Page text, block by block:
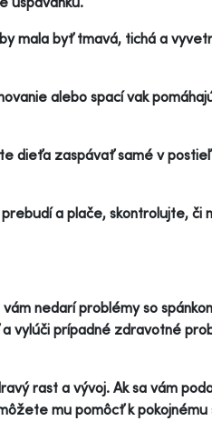
mala byť tmavá, tichá a
alebo spací vak
dieťa zaspávať samé v
a plače, skontrolujte, či
nedarí problémy so
vylúči prípadné zdravotné
rast a vývoj. Ak sa vám
mu pomôcť k